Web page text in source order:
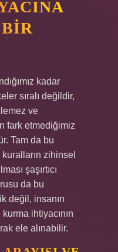
kadar
sıralı değildir,
ve
fark etmediğimiz
Tam da bu
zihinsel
şaşırtıcı
da bu
değil, insanın
ihtiyacının
ele alınabilir.